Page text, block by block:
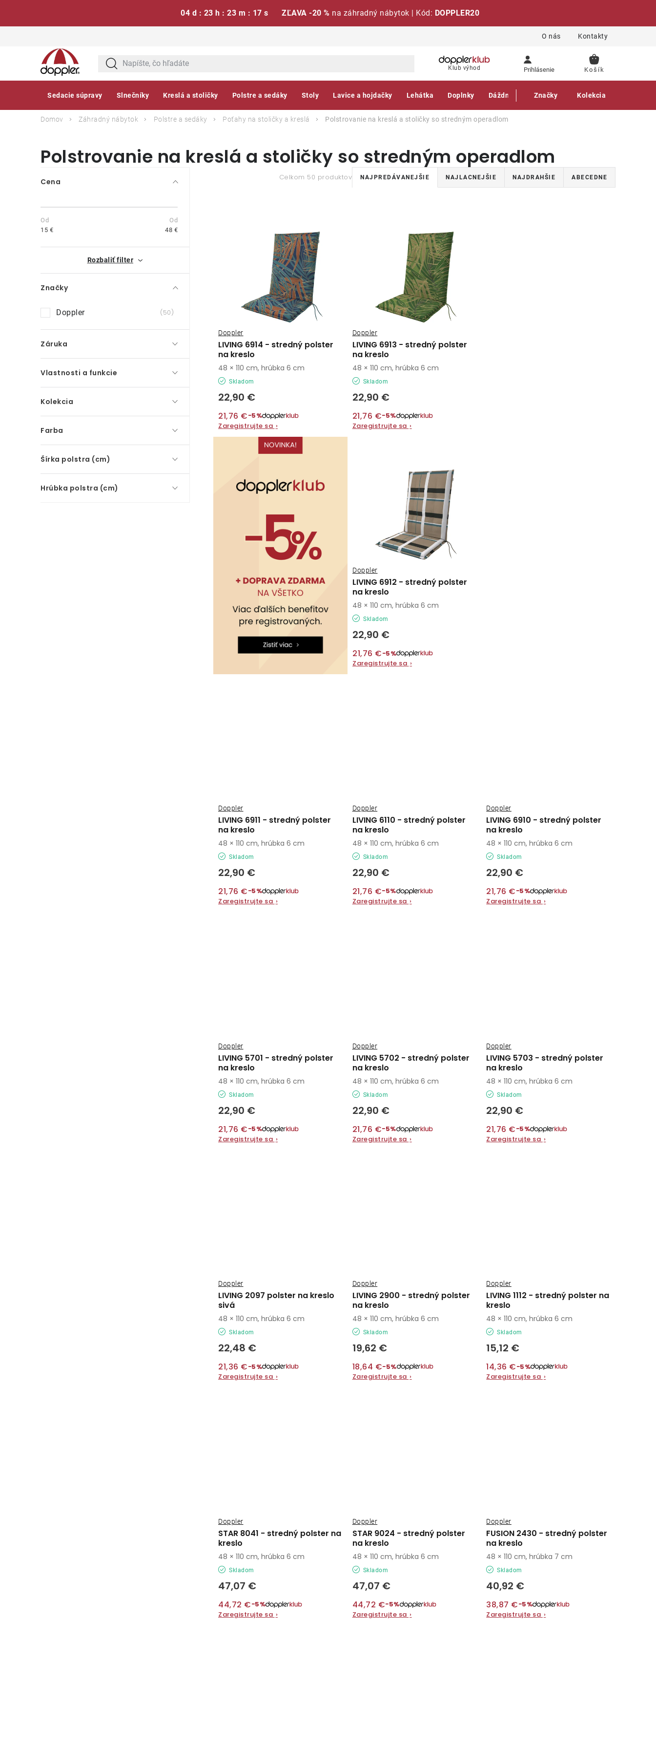
04 d : 23 h : 23 m : 16 s ZĽAVA -20 % na záhradný nábytok | Kód: DOPPLER20
O nás Kontakty
Klub výhod Prihlásenie
NÁKUPNÝ
Sedacie súpravy Slnečníky Kreslá a stoličky Polstre a sedáky Stoly Lavice a hojdačky Lehátka Doplnky Dáždniky Gastro produkty
Značky Kolekcia
Domov Záhradný nábytok Polstre a sedáky Poťahy na stoličky a kreslá Polstrovanie na kreslá a stoličky so stredným operadlom
Polstrovanie na kreslá a stoličky so stredným operadlom
B
č
n
ý
p
a
n
e
l
Cena
15 € 48 €
Rozbaliť filter
Značky
Doppler 50
Záruka
Vlastnosti a funkcie
Kolekcia
Farba
Šírka polstra (cm)
Hrúbka polstra (cm)
Celkom 50 produktovR
a
r
o
d
u
k
t
o
NAJPREDÁVANEJŠIE NAJLACNEJŠIE NAJDRAHŠIE ABECEDNE
o
d
u
k
t
o
LIVING 6914 - stredný polster
na kreslo
Doppler
Skladom
22,90 €
21,76 €−5%
Zaregistrujte sa ›
48 × 110 cm, hrúbka 6 cm
LIVING 6913 - stredný polster
na kreslo
Doppler
Skladom
22,90 €
21,76 €−5%
Zaregistrujte sa ›
48 × 110 cm, hrúbka 6 cm
LIVING 6912 - stredný polster
na kreslo
Doppler
Skladom
22,90 €
21,76 €−5%
Zaregistrujte sa ›
48 × 110 cm, hrúbka 6 cm
LIVING 6911 - stredný polster
na kreslo
Doppler
Skladom
22,90 €
21,76 €−5%
Zaregistrujte sa ›
48 × 110 cm, hrúbka 6 cm
LIVING 6110 - stredný polster
na kreslo
Doppler
Skladom
22,90 €
21,76 €−5%
Zaregistrujte sa ›
48 × 110 cm, hrúbka 6 cm
LIVING 6910 - stredný polster
na kreslo
Doppler
Skladom
22,90 €
21,76 €−5%
Zaregistrujte sa ›
48 × 110 cm, hrúbka 6 cm
LIVING 5701 - stredný polster
na kreslo
Doppler
Skladom
22,90 €
21,76 €−5%
Zaregistrujte sa ›
48 × 110 cm, hrúbka 6 cm
LIVING 5702 - stredný polster
na kreslo
Doppler
Skladom
22,90 €
21,76 €−5%
Zaregistrujte sa ›
48 × 110 cm, hrúbka 6 cm
LIVING 5703 - stredný polster
na kreslo
Doppler
Skladom
22,90 €
21,76 €−5%
Zaregistrujte sa ›
48 × 110 cm, hrúbka 6 cm
LIVING 2097 polster na kreslo
sivá
Doppler
Skladom
22,48 €
21,36 €−5%
Zaregistrujte sa ›
48 × 110 cm, hrúbka 6 cm
LIVING 2900 - stredný polster
na kreslo
Doppler
Skladom
19,62 €
18,64 €−5%
Zaregistrujte sa ›
48 × 110 cm, hrúbka 6 cm
LIVING 1112 - stredný polster na
kreslo
Doppler
Skladom
15,12 €
14,36 €−5%
Zaregistrujte sa ›
48 × 110 cm, hrúbka 6 cm
STAR 8041 - stredný polster na
kreslo
Doppler
Skladom
47,07 €
44,72 €−5%
Zaregistrujte sa ›
48 × 110 cm, hrúbka 6 cm
STAR 9024 - stredný polster
na kreslo
Doppler
Skladom
47,07 €
44,72 €−5%
Zaregistrujte sa ›
48 × 110 cm, hrúbka 6 cm
FUSION 2430 - stredný polster
na kreslo
Doppler
Skladom
40,92 €
38,87 €−5%
Zaregistrujte sa ›
48 × 110 cm, hrúbka 7 cm